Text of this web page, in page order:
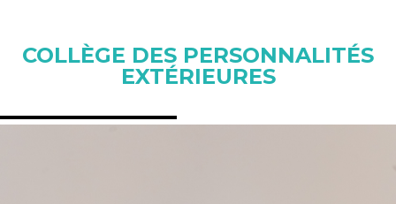
COLLÈGE DES PERSONNALITÉS
EXTÉRIEURES